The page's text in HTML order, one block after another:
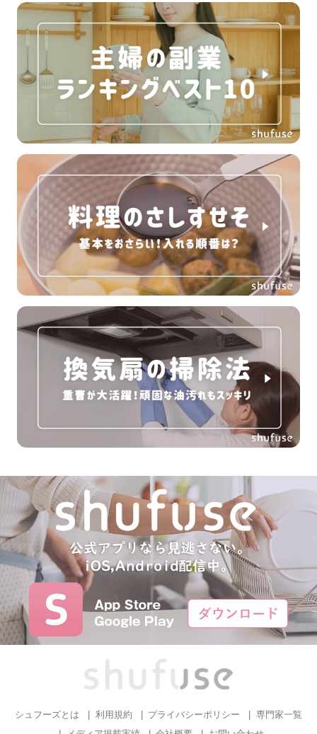
シュフーズとは 利用規約 プライバシーポリシー
専門家一覧